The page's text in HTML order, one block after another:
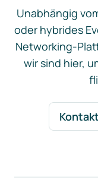
Unabhängig
oder hybrides
Networking-
wir sind hier,